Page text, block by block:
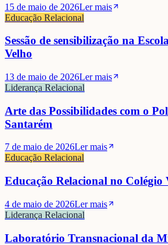
15 de maio de 2026Ler mais
Educação Relacional
Sessão de sensibilização na
Velho
13 de maio de 2026Ler mais
Liderança Relacional
Arte das Possibilidades com o
Santarém
7 de maio de 2026Ler mais
Educação Relacional
Educação Relacional no Colégio
4 de maio de 2026Ler mais
Liderança Relacional
Laboratório Transnacional da